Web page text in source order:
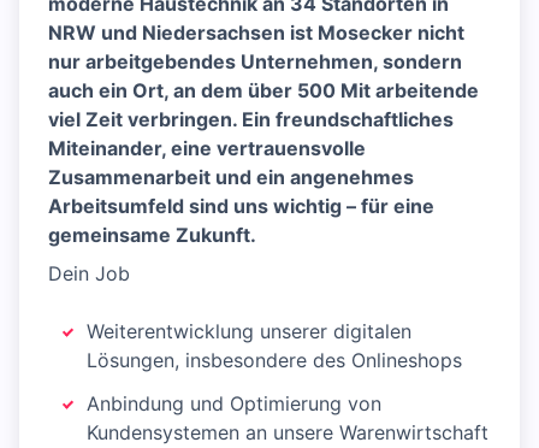
NRW und Niedersachsen ist Mosecker nicht
nur arbeitgebendes Unternehmen, sondern
auch ein Ort, an dem über 500 Mit arbeitende
viel Zeit verbringen. Ein freundschaftliches
Miteinander, eine vertrauensvolle
Zusammenarbeit und ein angenehmes
Arbeitsumfeld sind uns wichtig – für eine
gemeinsame Zukunft.
Dein Job
Weiterentwicklung unserer digitalen
Lösungen, insbesondere des Onlineshops
Anbindung und Optimierung von
Kundensystemen an unsere Warenwirtschaft